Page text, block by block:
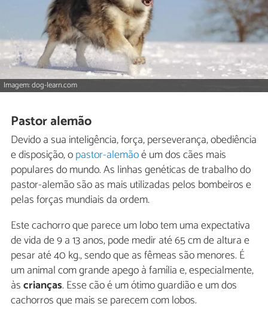
Imagem: dog-learn.com
Pastor alemão
Devido a sua inteligência, força, perseverança, obediência
e disposição, opastor-alemãoé um dos cães mais
populares do mundo. As linhas genéticas de trabalho do
pastor-alemão são as mais utilizadas pelos bombeiros e
pelas forças mundiais da ordem.
Este cachorro que parece um lobo tem uma expectativa
de vida de 9 a 13 anos, pode medir até 65 cm de altura e
pesar até 40 kg., sendo que as fêmeas são menores. É
um animal com grande apego à família e, especialmente,
àscrianças. Esse cão é um ótimo guardião e um dos
cachorros que mais se parecem com lobos.